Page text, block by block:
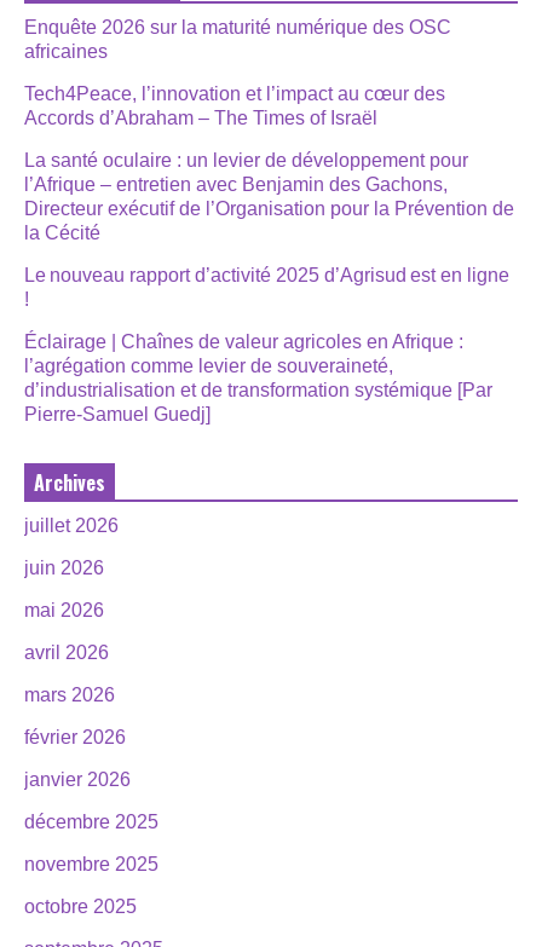
Enquête 2026 sur la maturité numérique des OSC
africaines
Tech4Peace, l’innovation et l’impact au cœur des
Accords d’Abraham – The Times of Israël
La santé oculaire : un levier de développement pour
l’Afrique – entretien avec Benjamin des Gachons,
Directeur exécutif de l’Organisation pour la Prévention de
la Cécité
Le nouveau rapport d’activité 2025 d’Agrisud est en ligne
!
Éclairage | Chaînes de valeur agricoles en Afrique :
l’agrégation comme levier de souveraineté,
d’industrialisation et de transformation systémique [Par
Pierre-Samuel Guedj]
Archives
juillet 2026
juin 2026
mai 2026
avril 2026
mars 2026
février 2026
janvier 2026
décembre 2025
novembre 2025
octobre 2025